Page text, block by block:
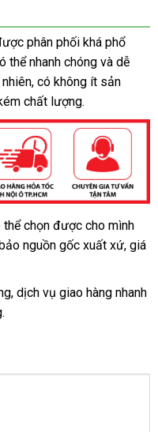
phân phối đăng
ký
khá phổ
thể nhanh chóng phân
phối
và dễ
đại
lý
, có không ít sản
chất lượng.
thể chọn ở
đâu
được cho mình
nguồn gốc xuất xứsản
, giá
so
, dịch vụ giao hàng nhanh